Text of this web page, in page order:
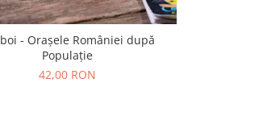
- Orașele României după
Populație
42,00 RON